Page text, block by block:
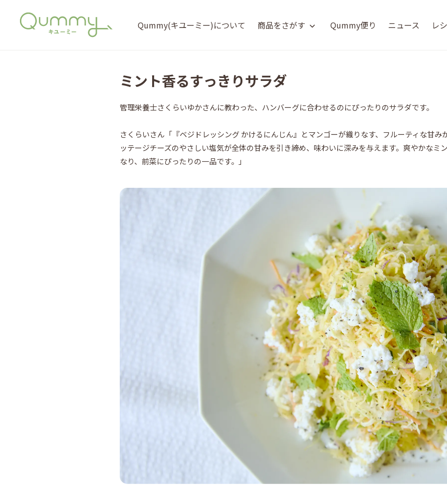
Qummy(キユーミー)について 商品をさがす Qummy便り ニュース レ
ミント香るすっきりサラダ
管理栄養士さくらいゆかさんに教わった、ハンバーグに合わせるのにぴったりのサラダです。
さくらいさん「『ベジドレッシング かけるにんじん』とマンゴーが織りなす、フルーティな甘み
ッテージチーズのやさしい塩気が全体の甘みを引き締め、味わいに深みを与えます。爽やかなミ
なり、前菜にぴったりの一品です。」